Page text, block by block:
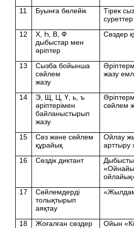
11 Буынға бөлейік
Тірек
суреттер
12
Х, Һ, В, Ф
дыбыстар мен
әріптер
Сөздер
13
Сызба бойынша
сөйлем
жазу
жазу
14
Э, Щ, Ц, Ү, ь, ъ
әріптерімен
байланыстырып
жазу
сөйлем
15
Сөз және сөйлем
құрайық
Ойлау
арттыру
16 Сөздік диктант
17
Сөйлемдерді
толықтырып
аяқтау
18 Жоғалған сөздер Ойын